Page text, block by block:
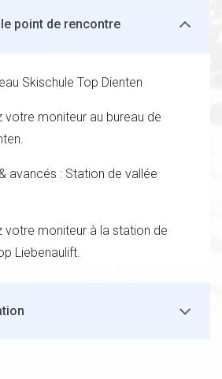
point de rencontre
Skischule Top Dienten
moniteur au bureau de
avancés : Station de vallée
votre moniteur à la station de
Liebenaulift.